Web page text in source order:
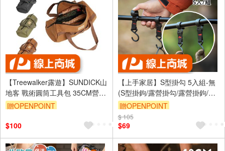
【Treewalker露遊】SUNDICK山
地客 戰術圓筒工具包 35CM營釘
收納包 露營配件雜物收納包 綠
贈OPENPOINT
$100
【上手家居】S型掛勾 5入組-無
(S型掛鉤/露營掛勾/露營掛鉤/橫
桿掛鉤/橫桿掛勾/S鉤/戶外掛勾/
活動掛勾/活動掛鉤/塑鋼掛鉤)
贈OPENPOINT
訂單滿999享9折
$ 105
$69